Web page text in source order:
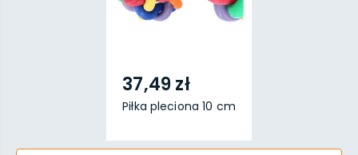
37,49 zł
Piłka pleciona 10 cm